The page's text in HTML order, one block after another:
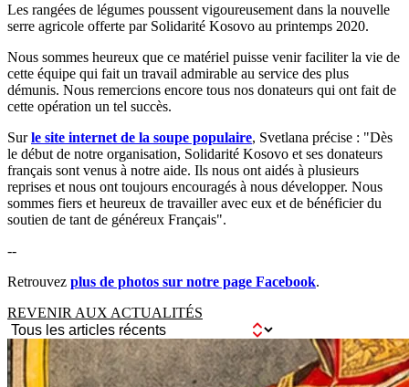
Les rangées de légumes poussent vigoureusement dans la nouvelle
serre agricole offerte par Solidarité Kosovo au printemps 2020.
Nous sommes heureux que ce matériel puisse venir faciliter la vie de
cette équipe qui fait un travail admirable au service des plus
démunis. Nous remercions encore tous nos donateurs qui ont fait de
cette opération un tel succès.
Surle site internet de la soupe populaire, Svetlana précise : "Dès
le début de notre organisation, Solidarité Kosovo et ses donateurs
français sont venus à notre aide. Ils nous ont aidés à plusieurs
reprises et nous ont toujours encouragés à nous développer. Nous
sommes fiers et heureux de travailler avec eux et de bénéficier du
soutien de tant de généreux Français".
--
Retrouvez plus de photos sur notre page Facebook.
REVENIR AUX ACTUALITÉS